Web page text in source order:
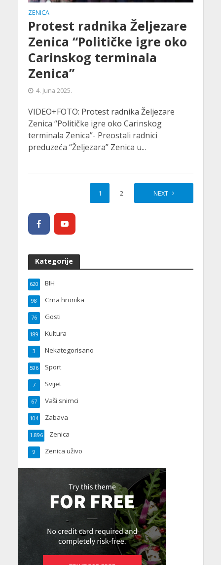
ZENICA
Protest radnika Željezare
Zenica “Političke igre oko
Carinskog terminala
Zenica”
4. Juna 2025.
VIDEO+FOTO: Protest radnika Željezare
Zenica “Političke igre oko Carinskog
terminala Zenica”- Preostali radnici
preduzeća “Željezara” Zenica u...
1 2 NEXT
Kategorije
BIH
620
Crna hronika
98
Gosti
76
Kultura
189
Nekategorisano
3
Sport
596
Svijet
7
Vaši snimci
67
Zabava
104
Zenica
1.896
Zenica uživo
9